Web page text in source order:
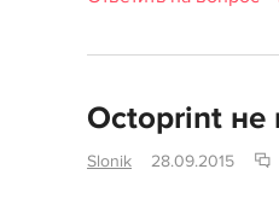
Octoprint не
Slonik 28.09.2015